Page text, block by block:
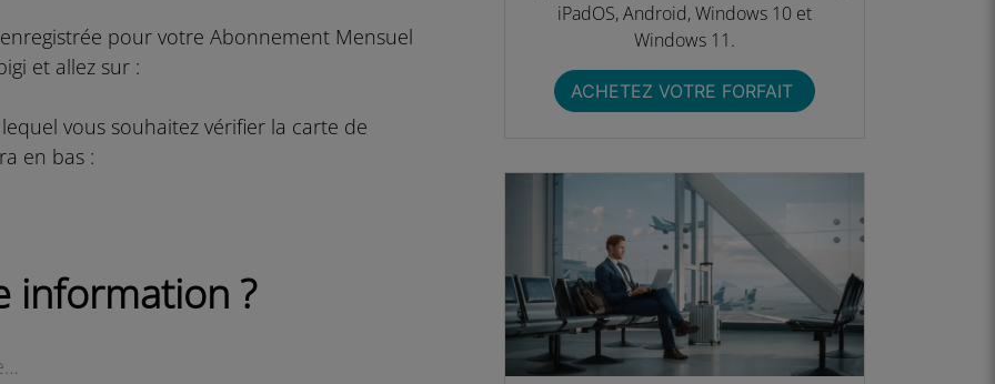
pour votre Abonnement Mensuel
et allez sur :
vous souhaitez vérifier la carte de
en bas :
information ?
iPadOS, Android, Windows 10 et
Windows 11.
ACHETEZ VOTRE FORFAIT ​